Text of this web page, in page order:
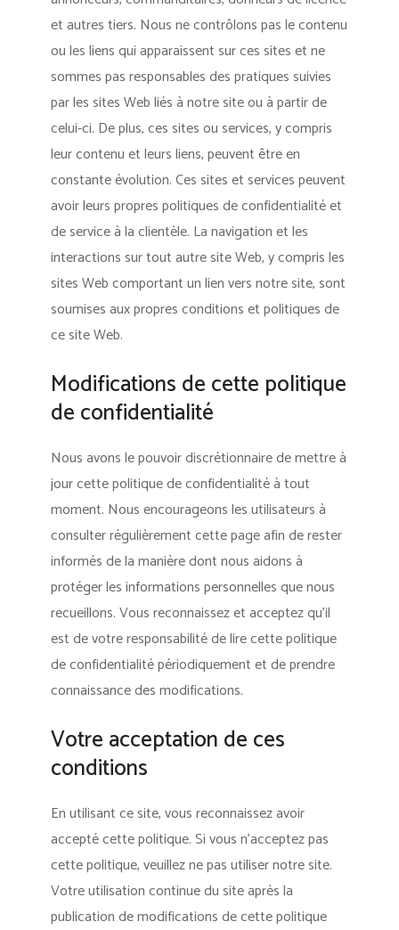
et autres tiers. Nous ne contrôlons pas le contenu
ou les liens qui apparaissent sur ces sites et ne
sommes pas responsables des pratiques suivies
par les sites Web liés à notre site ou à partir de
celui-ci. De plus, ces sites ou services, y compris
leur contenu et leurs liens, peuvent être en
constante évolution. Ces sites et services peuvent
avoir leurs propres politiques de confidentialité et
de service à la clientèle. La navigation et les
interactions sur tout autre site Web, y compris les
sites Web comportant un lien vers notre site, sont
soumises aux propres conditions et politiques de
ce site Web.
Modifications de cette politique
de confidentialité
Nous avons le pouvoir discrétionnaire de mettre à
jour cette politique de confidentialité à tout
moment. Nous encourageons les utilisateurs à
consulter régulièrement cette page afin de rester
informés de la manière dont nous aidons à
protéger les informations personnelles que nous
recueillons. Vous reconnaissez et acceptez qu’il
est de votre responsabilité de lire cette politique
de confidentialité périodiquement et de prendre
connaissance des modifications.
Votre acceptation de ces
conditions
En utilisant ce site, vous reconnaissez avoir
accepté cette politique. Si vous n’acceptez pas
cette politique, veuillez ne pas utiliser notre site.
Votre utilisation continue du site après la
publication de modifications de cette politique